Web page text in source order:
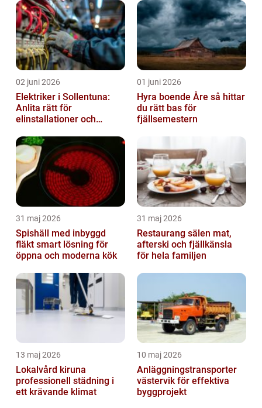
02 juni 2026
Elektriker i Sollentuna:
Anlita rätt för
elinstallationer och
01 juni 2026
Hyra boende Åre så hittar
du rätt bas för
fjällsemestern
31 maj 2026
Spishäll med inbyggd
fläkt smart lösning för
öppna och moderna kök
31 maj 2026
Restaurang sälen mat,
afterski och fjällkänsla
för hela familjen
13 maj 2026
Lokalvård kiruna
professionell städning i
ett krävande klimat
10 maj 2026
Anläggningstransporter
västervik för effektiva
byggprojekt